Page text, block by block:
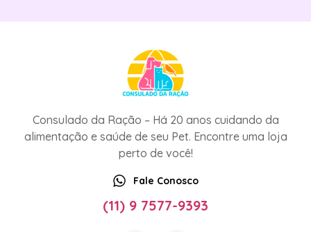
Consulado da Ração – Há 20 anos cuidando da
alimentação e saúde de seu Pet. Encontre uma loja
perto de você!
Fale Conosco
(11) 9 7577-9393